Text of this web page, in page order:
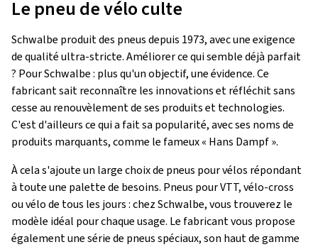
Le pneu de vélo culte
Schwalbe produit des pneus depuis 1973, avec une exigence
de qualité ultra-stricte. Améliorer ce qui semble déjà parfait
? Pour Schwalbe : plus qu'un objectif, une évidence. Ce
fabricant sait reconnaître les innovations et réfléchit sans
cesse au renouvèlement de ses produits et technologies.
C'est d'ailleurs ce qui a fait sa popularité, avec ses noms de
produits marquants, comme le fameux « Hans Dampf ».
À cela s'ajoute un large choix de pneus pour vélos répondant
à toute une palette de besoins. Pneus pour VTT, vélo-cross
ou vélo de tous les jours : chez Schwalbe, vous trouverez le
modèle idéal pour chaque usage. Le fabricant vous propose
également une série de pneus spéciaux, son haut de gamme